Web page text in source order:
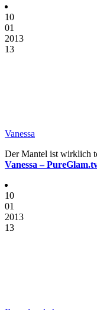
10
01
2013
13
Vanessa
Der Mantel ist wirklich
Vanessa –
10
01
2013
13